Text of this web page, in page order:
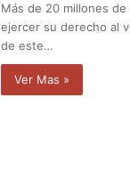
Más de 20 millones
ejercer su derecho al
de este…
Ver Mas »